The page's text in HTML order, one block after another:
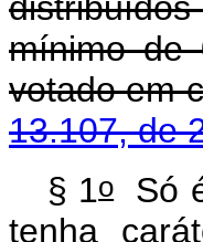
mínimo de
votado
13.107, de
§ 1oSó é
tenha